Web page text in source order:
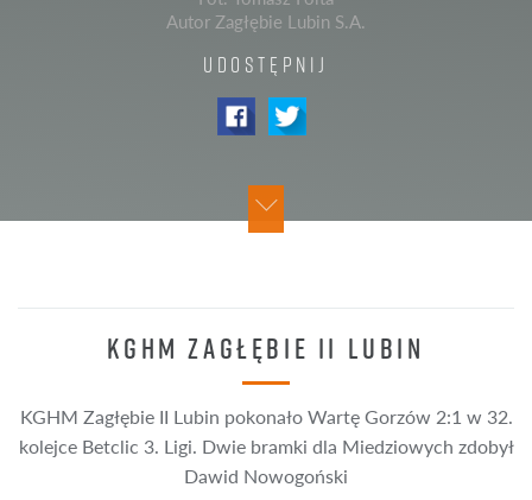
Autor Zagłębie Lubin S.A.
UDOSTĘPNIJ
KGHM ZAGŁĘBIE II LUBIN
KGHM Zagłębie II Lubin pokonało Wartę Gorzów 2:1 w 32.
kolejce Betclic 3. Ligi. Dwie bramki dla Miedziowych zdobył
Dawid Nowogoński